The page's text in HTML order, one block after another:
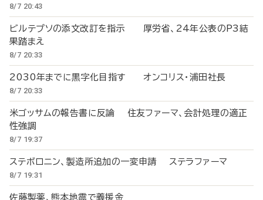
8/7 20:43
ビルテプソの添文改訂を指示 厚労省、24年公表のP3結
果踏まえ
8/7 20:33
2030年までに黒字化目指す オンコリス・浦田社長
8/7 20:33
米ゴッサムの報告書に反論 住友ファーマ、会計処理の適正
性強調
8/7 19:37
ステボロニン、製造所追加の一変申請 ステラファーマ
8/7 19:31
佐藤製薬、熊本地震で義援金